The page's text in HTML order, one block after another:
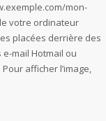
mon-
votre ordinateur
placées derrière des
mail Hotmail ou
afficher l’image,